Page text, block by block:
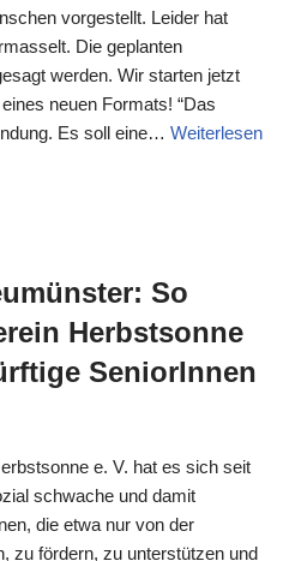
vorgestellt. Leider hat
Die geplanten
werden. Wir starten jetzt
neuen Formats! “Das
Es soll eine… Weiterlesen
So
Herbstsonne
SeniorInnen
e. V. hat es sich seit
schwache und damit
die etwa nur von der
zu fördern, zu unterstützen und